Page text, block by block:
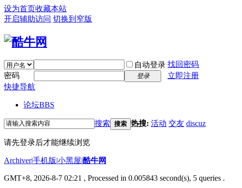
设为首页收藏本站
开启辅助访问 切换到窄版
自动登录 找回密码
密码
登录
立即注册
快捷导航
论坛BBS
搜索 搜索 热搜: 活动 交友 discuz
请先登录后才能继续浏览
Archiver|手机版|小黑屋|酷牛网
GMT+8, 2026-8-7 02:21 , Processed in 0.005843 second(s), 5 queries .